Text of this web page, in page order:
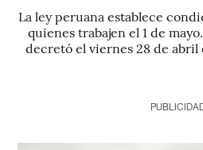
La ley peruana establece
quienes trabajen el 1 de
decretó el viernes 28 de abril